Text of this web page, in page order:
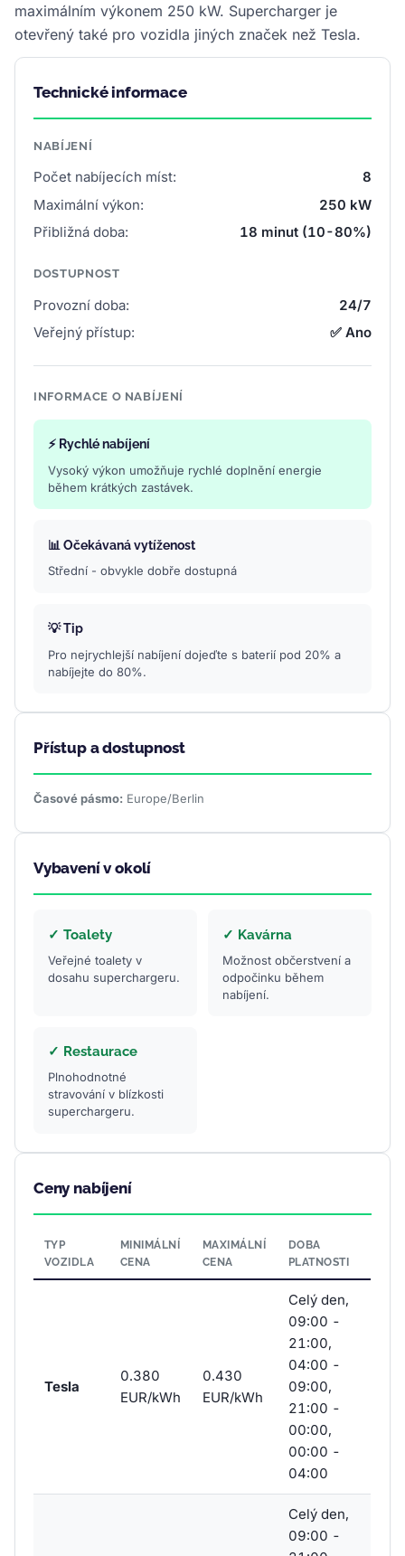
maximálním výkonem 250 kW. Supercharger je
otevřený také pro vozidla jiných značek než Tesla.
Technické informace
NABÍJENÍ
Počet nabíjecích míst:
8
Maximální výkon:
250 kW
Přibližná doba:
18 minut (10-80%)
DOSTUPNOST
Provozní doba:
24/7
Veřejný přístup:
✅ Ano
INFORMACE O NABÍJENÍ
⚡ Rychlé nabíjení
Vysoký výkon umožňuje rychlé doplnění energie
během krátkých zastávek.
📊 Očekávaná vytíženost
Střední - obvykle dobře dostupná
💡 Tip
Pro nejrychlejší nabíjení dojeďte s baterií pod 20% a
nabíjejte do 80%.
Přístup a dostupnost
Časové pásmo: Europe/Berlin
Vybavení v okolí
✓ Toalety
Veřejné toalety v
dosahu superchargeru.
✓ Kavárna
Možnost občerstvení a
odpočinku během
nabíjení.
✓ Restaurace
Plnohodnotné
stravování v blízkosti
superchargeru.
Ceny nabíjení
TYP
VOZIDLA
MINIMÁLNÍ
CENA
MAXIMÁLNÍ
CENA
DOBA
PLATNOSTI
Tesla
0.380
EUR/kWh
0.430
EUR/kWh
Celý den,
09:00 -
21:00,
04:00 -
09:00,
21:00 -
00:00,
00:00 -
04:00
Celý den,
09:00 -